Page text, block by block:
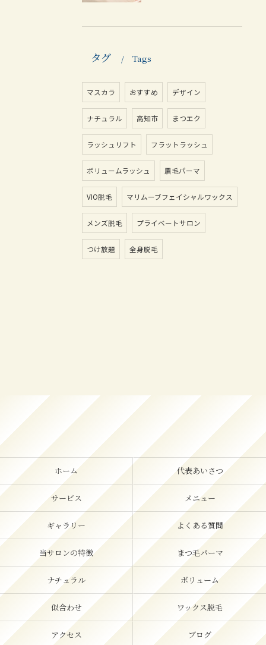
タグ Tags
マスカラ おすすめ デザイン
ナチュラル 高知市 まつエク
ラッシュリフト フラットラッシュ
ボリュームラッシュ 眉毛パーマ
VIO脱毛 マリムーブフェイシャルワックス
メンズ脱毛 プライベートサロン
つけ放題 全身脱毛
ホーム 代表あいさつ
サービス メニュー
ギャラリー よくある質問
当サロンの特徴 まつ毛パーマ
ナチュラル ボリューム
似合わせ ワックス脱毛
アクセス ブログ